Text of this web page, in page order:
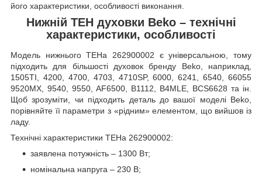
його характеристики, особливості виконання.
Нижній ТЕН духовки Beko – технічні
характеристики, особливості
Модель нижнього ТЕНа 262900002 є універсальною, тому
підходить для більшості духовок бренду Beko, наприклад,
1505TI, 4200, 4700, 4703, 4710SP, 6000, 6241, 6540, 66055
9520MX, 9540, 9550, AF6500, B1112, B4MLE, BCS6628 та ін.
Щоб зрозуміти, чи підходить деталь до вашої моделі Beko,
порівняйте її параметри з «рідним» елементом, що вийшов із
ладу.
Технічні характеристики ТЕНа 262900002:
заявлена потужність – 1300 Вт;
номінальна напруга – 230 В;